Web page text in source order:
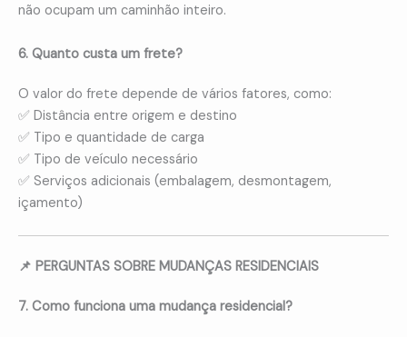
não ocupam um caminhão inteiro.
6. Quanto custa um frete?
O valor do frete depende de vários fatores, como:
✅ Distância entre origem e destino
✅ Tipo e quantidade de carga
✅ Tipo de veículo necessário
✅ Serviços adicionais (embalagem, desmontagem,
içamento)
📌 PERGUNTAS SOBRE MUDANÇAS RESIDENCIAIS
7. Como funciona uma mudança residencial?